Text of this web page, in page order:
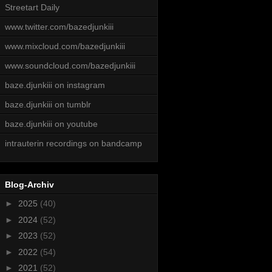
Streetart Daily
www.twitter.com/bazedjunkiii
www.mixcloud.com/bazedjunkiii
www.soundcloud.com/bazedjunkiii
baze.djunkiii on instagram
baze.djunkiii on tumblr
baze.djunkiii on youtube
intrauterin recordings on bandcamp
Blog-Archiv
► 2025 (40)
► 2024 (52)
► 2023 (52)
► 2022 (54)
► 2021 (52)